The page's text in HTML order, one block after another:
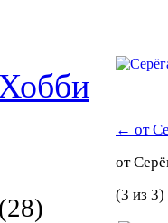
(28)
← от
от
(3 из 3)